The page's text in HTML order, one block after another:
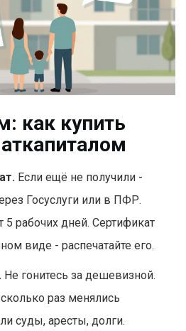
как купить
Если ещё не получили -
Госуслуги или в ПФР.
рабочих дней. Сертификат
виде - распечатайте его.
Не гонитесь за дешевизной.
раз менялись
суды, аресты, долги.